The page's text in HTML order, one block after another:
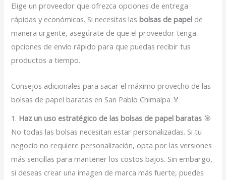
Elige un proveedor que ofrezca opciones de entrega
rápidas y económicas. Si necesitas lasbolsas de papel de
manera urgente, asegúrate de que el proveedor tenga
opciones de envío rápido para que puedas recibir tus
productos a tiempo.
Consejos adicionales para sacar el máximo provecho de las
bolsas de papel baratas en San Pablo Chimalpa 🏅
1. Haz un uso estratégico de las bolsas de papel baratas 🎯
No todas las bolsas necesitan estar personalizadas. Si tu
negocio no requiere personalización, opta por las versiones
más sencillas para mantener los costos bajos. Sin embargo,
si deseas crear una imagen de marca más fuerte, puedes